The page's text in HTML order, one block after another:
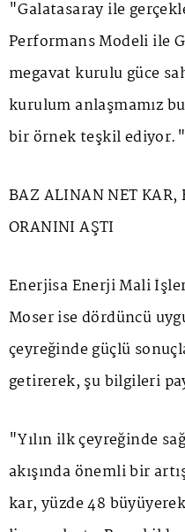
"Galatasaray ile
Performans Modeli ile
megavat kurulu güce
kurulum anlaşmamız
bir örnek teşkil
BAZ ALINAN NET KAR,
ORANINI AŞTI
Enerjisa Enerji Mali
Moser ise dördüncü
çeyreğinde güçlü
getirerek, şu bilgileri
"Yılın ilk çeyreğinde
akışında önemli bir
kar, yüzde 48